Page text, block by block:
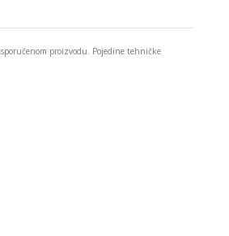
proizvodu. Pojedine tehničke